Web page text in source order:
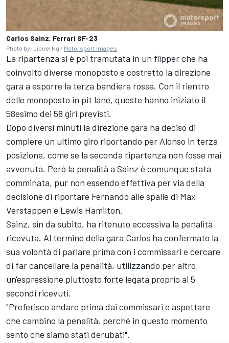
Carlos Sainz, Ferrari SF-23
Photo by: Lionel Ng / Motorsport Images
La ripartenza si è poi tramutata in un flipper che ha
coinvolto diverse monoposto e costretto la direzione
gara a esporre la terza bandiera rossa. Con il rientro
delle monoposto in pit lane, queste hanno iniziato il
58esimo dei 58 giri previsti.
Dopo diversi minuti la direzione gara ha deciso di
compiere un ultimo giro riportando per Alonso in terza
posizione, come se la seconda ripartenza non fosse mai
avvenuta. Però la penalità a Sainz è comunque stata
comminata, pur non essendo effettiva per via della
decisione di riportare Fernando alle spalle di Max
Verstappen e Lewis Hamilton.
Sainz, sin da subito, ha ritenuto eccessiva la penalità
ricevuta. Al termine della gara Carlos ha confermato la
sua volontà di parlare prima con i commissari e cercare
di far cancellare la penalità, utilizzando per altro
un'espressione piuttosto forte legata proprio ai 5
secondi ricevuti.
"Preferisco andare prima dai commissari e aspettare
che cambino la penalità, perché in questo momento
sento che siamo stati derubati".